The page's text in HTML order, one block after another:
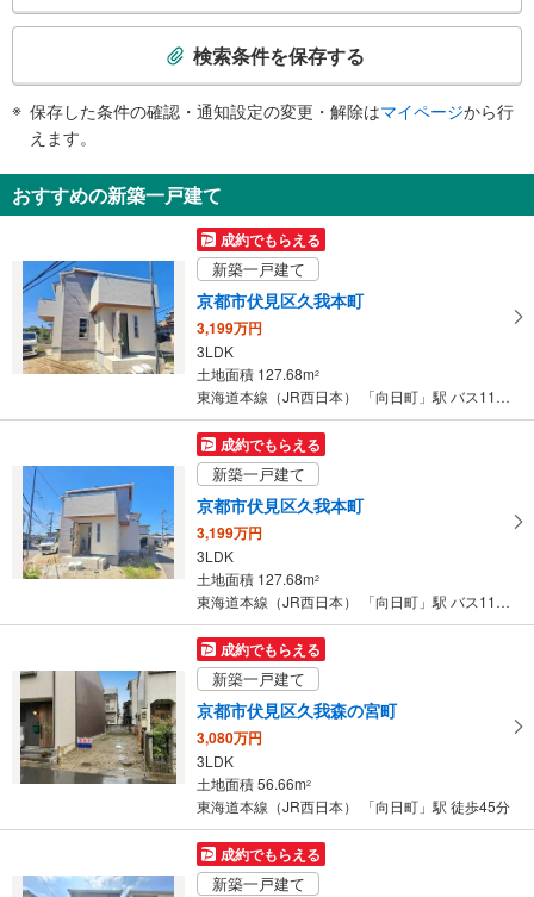
その他
検
知
を
け
取
る
・
条
イ
ペ
ー
ジ
に
存
る
検索条件を保存する
保存した条件の確認・通知設定の変更・解除はマイページから行
えます。
おすすめの新築一戸建て
成約でもらえる
新築一戸建て
京都市伏見区久我本町
3,199万円
3LDK
土地面積 127.68m2
東海道本線（JR西日本） 「向日町」駅 バス11分 久我 バス停下車 徒歩4分
成約でもらえる
新築一戸建て
京都市伏見区久我本町
3,199万円
3LDK
土地面積 127.68m2
東海道本線（JR西日本） 「向日町」駅 バス11分 久我 バス停下車 徒歩4分
成約でもらえる
新築一戸建て
京都市伏見区久我森の宮町
3,080万円
3LDK
土地面積 56.66m2
東海道本線（JR西日本） 「向日町」駅 徒歩45分
成約でもらえる
新築一戸建て